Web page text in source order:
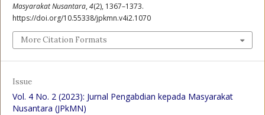
Masyarakat Nusantara, 4(2), 1367–1373.
https://doi.org/10.55338/jpkmn.v4i2.1070
More Citation Formats
Issue
Vol. 4 No. 2 (2023): Jurnal Pengabdian kepada Masyarakat
Nusantara (JPkMN)